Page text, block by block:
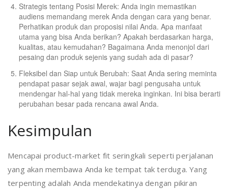
Strategis tentang Posisi Merek: Anda ingin memastikan
audiens memandang merek Anda dengan cara yang benar.
Perhatikan produk dan proposisi nilai Anda. Apa manfaat
utama yang bisa Anda berikan? Apakah berdasarkan harga,
kualitas, atau kemudahan? Bagaimana Anda menonjol dari
pesaing dan produk sejenis yang sudah ada di pasar?
Fleksibel dan Siap untuk Berubah: Saat Anda sering meminta
pendapat pasar sejak awal, wajar bagi pengusaha untuk
mendengar hal-hal yang tidak mereka inginkan. Ini bisa berarti
perubahan besar pada rencana awal Anda.
Kesimpulan
Mencapai product-market fit seringkali seperti perjalanan
yang akan membawa Anda ke tempat tak terduga. Yang
terpenting adalah Anda mendekatinya dengan pikiran